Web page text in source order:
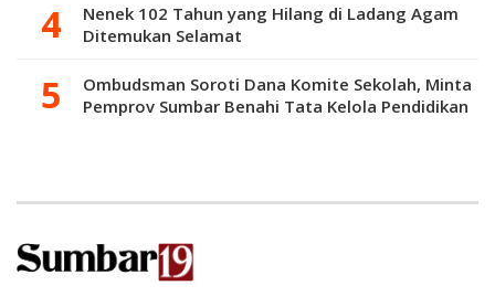
Nenek 102 Tahun yang Hilang di Ladang Agam
Ditemukan Selamat
Ombudsman Soroti Dana Komite Sekolah, Minta
Pemprov Sumbar Benahi Tata Kelola Pendidikan